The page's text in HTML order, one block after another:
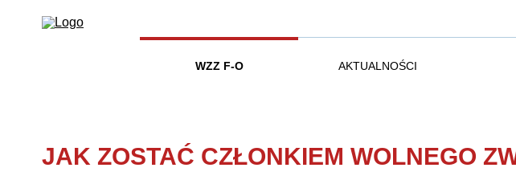
WZZ F-O AKTUALNOŚCI
JAK ZOSTAĆ CZŁONKIEM WOLNEGO